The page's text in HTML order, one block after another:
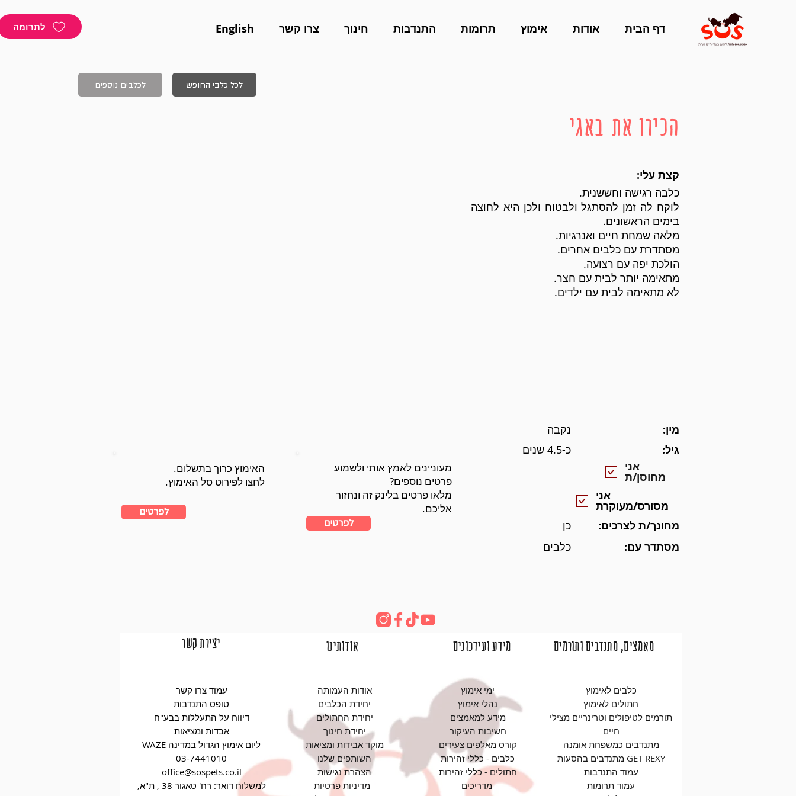
לתרומה דף הבית אודות אימוץ תרומות התנדבות חינוך צרו קשר English
לכלבים נוספים לכל כלבי החופש
האימוץ כרוך בתשלום.
לחצו לפירוט סל האימוץ.
לפרטים
מעוניינים לאמץ אותי ולשמוע
פרטים נוספים?
מלאו פרטים בלינק זה ונחזור
אליכם.
לפרטים
באגי הכירו את
קצת עלי:
כלבה רגישה וחששנית.
לוקח לה זמן להסתגל ולבטוח ולכן היא לחוצה
בימים הראשונים.
מלאה שמחת חיים ואנרגיות.
מסתדרת עם כלבים אחרים.
הולכת יפה עם רצועה.
מתאימה יותר לבית עם חצר.
לא מתאימה לבית עם ילדים.
נקבה
כ-4.5 שנים
מין:
גיל:
אני
מחוסן/ת
אני
מסורס/מעוקרת
מחונך/ת לצרכים:
כן
כלבים
מסתדר עם:
יצירת קשר אודותינו מידע ועידכונים מאמצים, מתנדבים ותורמים
עמוד צרו קשר
טופס התנדבות
דיווח על התעללות בבע"ח
אבדות ומציאות
WAZE ליום אימוץ הגדול במדינה
03-7441010
office@sospets.co.il
למשלוח דואר: רח' טאגור 38 , ת"א,
אודות העמותה
יחידת הכלבים
יחידת החתולים
יחידת חינוך
מוקד אבידות ומציאות
השותפים שלנו
הצהרת נגישות
מדיניות פרטיות
ימי אימוץ
נהלי אימוץ
מידע למאמצים
חשיבות העיקור
קורס מאלפים צעירים
כלבים - כללי זהירות
חתולים - כללי זהירות
מדריכים
כלבים לאימוץ
חתולים לאימוץ
תורמים לטיפולים וטרינריים מצילי
חיים
מתנדבים כמשפחת אומנה
מתנדבים בהסעות GET REXY
עמוד התנדבות
עמוד תרומות